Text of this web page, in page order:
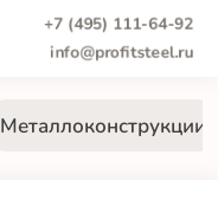
+7 (495) 111-64-92
info@profitsteel.ru
Металлоконструкции